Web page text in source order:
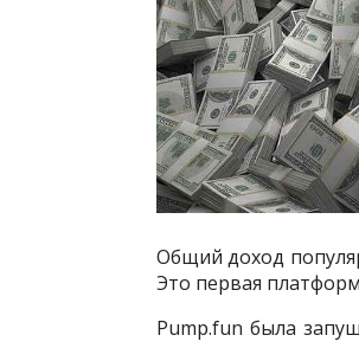
Общий доход
Это первая
Pump.fun была